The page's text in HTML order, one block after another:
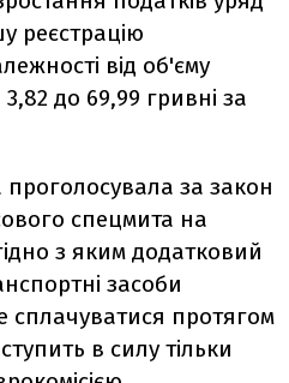
реєстрацію
від об'єму
до 69,99 гривні за
за закон
спецмита на
з яким додатковий
засоби
сплачуватися протягом
в силу тільки